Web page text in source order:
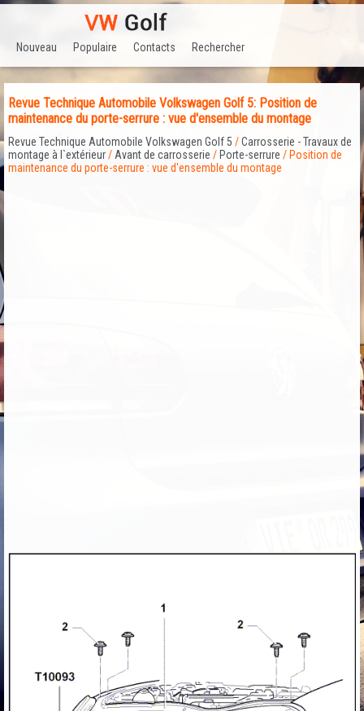
Nouveau Populaire Contacts Rechercher
Revue Technique Automobile Volkswagen Golf 5: Position de
maintenance du porte-serrure : vue d'ensemble du montage
Revue Technique Automobile Volkswagen Golf 5 /Carrosserie - Travaux de
montage à l`extérieur/Avant de carrosserie / Porte-serrure / Position de
maintenance du porte-serrure : vue d'ensemble du montage